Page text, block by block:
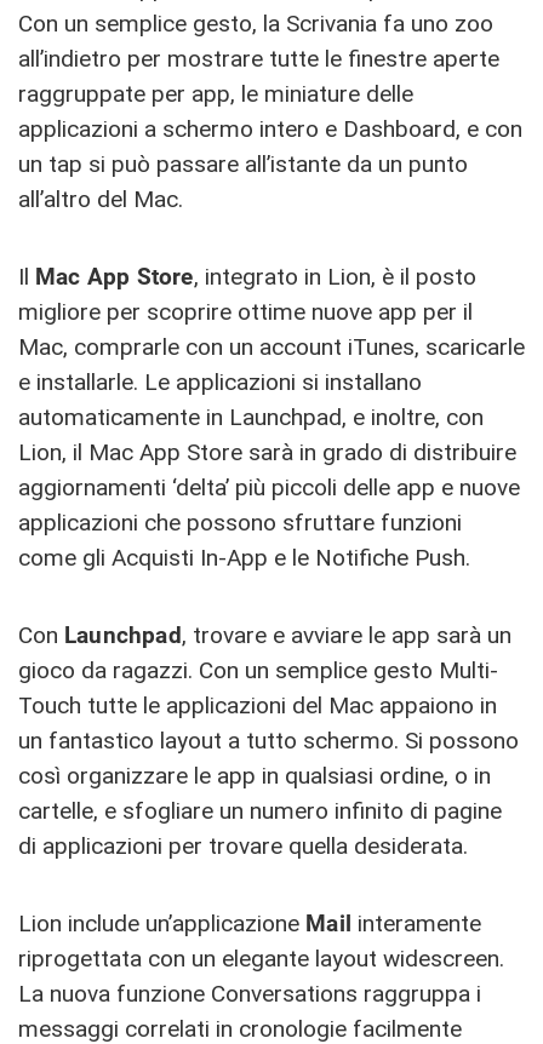
Con un semplice gesto, la Scrivania fa uno zoo
all’indietro per mostrare tutte le finestre aperte
raggruppate per app, le miniature delle
applicazioni a schermo intero e Dashboard, e con
un tap si può passare all’istante da un punto
all’altro del Mac.
Il Mac App Store, integrato in Lion, è il posto
migliore per scoprire ottime nuove app per il
Mac, comprarle con un account iTunes, scaricarle
e installarle. Le applicazioni si installano
automaticamente in Launchpad, e inoltre, con
Lion, il Mac App Store sarà in grado di distribuire
aggiornamenti ‘delta’ più piccoli delle app e nuove
applicazioni che possono sfruttare funzioni
come gli Acquisti In-App e le Notifiche Push.
Con Launchpad, trovare e avviare le app sarà un
gioco da ragazzi. Con un semplice gesto Multi-
Touch tutte le applicazioni del Mac appaiono in
un fantastico layout a tutto schermo. Si possono
così organizzare le app in qualsiasi ordine, o in
cartelle, e sfogliare un numero infinito di pagine
di applicazioni per trovare quella desiderata.
Lion include un’applicazione Mail interamente
riprogettata con un elegante layout widescreen.
La nuova funzione Conversations raggruppa i
messaggi correlati in cronologie facilmente